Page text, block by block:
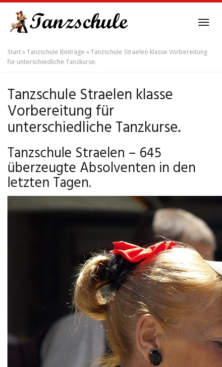
main
content
Start»Tanzschule Beiträge »Tanzschule Straelen klasse Vorbereitung
für unterschiedliche Tanzkurse.
Tanzschule Straelen klasse
Vorbereitung für
unterschiedliche Tanzkurse.
Tanzschule Straelen – 645
überzeugte Absolventen in den
letzten Tagen.